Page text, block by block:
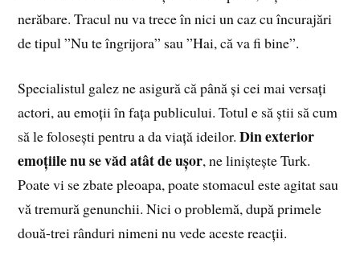
nerăbare. Tracul nu va trece în nici un caz cu încurajări
de tipul ”Nu te îngrijora” sau ”Hai, că va fi bine”.
Specialistul galez ne asigură că până și cei mai versați
actori, au emoții în fața publicului. Totul e să știi să cum
să le folosești pentru a da viață ideilor.Din exterior
emoțiile nu se văd atât de ușor, ne liniștește Turk.
Poate vi se zbate pleoapa, poate stomacul este agitat sau
vă tremură genunchii. Nici o problemă, după primele
două-trei rânduri nimeni nu vede aceste reacții.